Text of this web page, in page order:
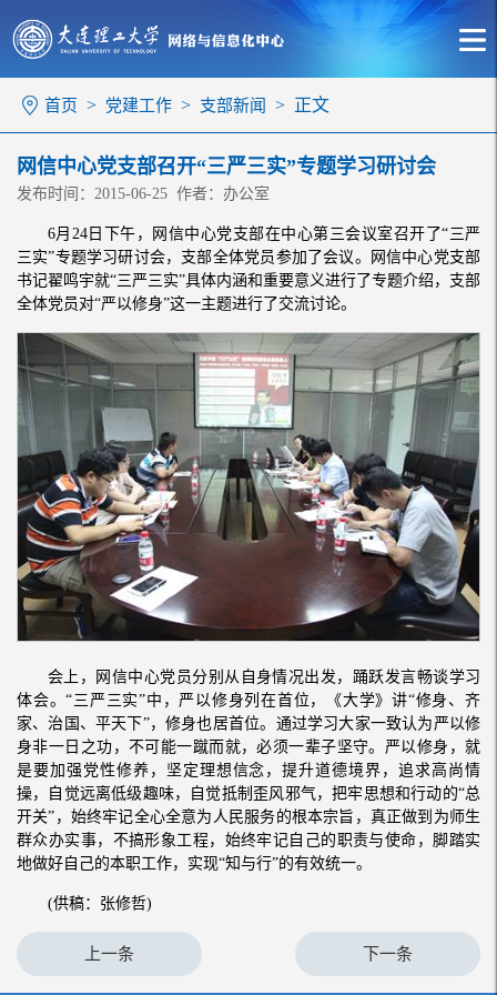
首页 > 党建工作 > 支部新闻 > 正文
网信中心党支部召开“三严三实”专题学习研讨会
发布时间：2015-06-25 作者：办公室
6月24日下午，网信中心党支部在中心第三会议室召开了“三严
三实”专题学习研讨会，支部全体党员参加了会议。网信中心党支部
书记翟鸣宇就“三严三实”具体内涵和重要意义进行了专题介绍，支部
全体党员对“严以修身”这一主题进行了交流讨论。
会上，网信中心党员分别从自身情况出发，踊跃发言畅谈学习
体会。“三严三实”中，严以修身列在首位，《大学》讲“修身、齐
家、治国、平天下”，修身也居首位。通过学习大家一致认为严以修
身非一日之功，不可能一蹴而就，必须一辈子坚守。严以修身，就
是要加强党性修养，坚定理想信念，提升道德境界，追求高尚情
操，自觉远离低级趣味，自觉抵制歪风邪气，把牢思想和行动的“总
开关”，始终牢记全心全意为人民服务的根本宗旨，真正做到为师生
群众办实事，不搞形象工程，始终牢记自己的职责与使命，脚踏实
地做好自己的本职工作，实现“知与行”的有效统一。
(供稿：张修哲)
上一条 下一条